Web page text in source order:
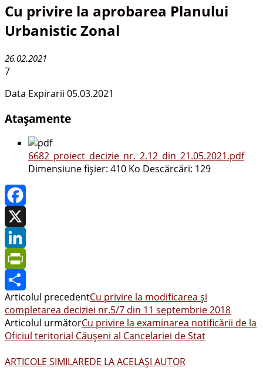
Cu privire la aprobarea Planului
Urbanistic Zonal
26.02.2021
7
Data Expirarii 05.03.2021
Atașamente
6682_proiect_decizie_nr._2.12_din_21.05.2021.pdf
Dimensiune fișier: 410 Ko Descărcări: 129
Facebook
X
LinkedIn
PrintFriendly
Share
Articolul precedentCu privire la modificarea și
completarea deciziei nr.5/7 din 11 septembrie 2018
Articolul următorCu privire la examinarea notificării de la
Oficiul teritorial Căușeni al Cancelariei de Stat
ARTICOLE SIMILAREDE LA ACELAȘI AUTOR